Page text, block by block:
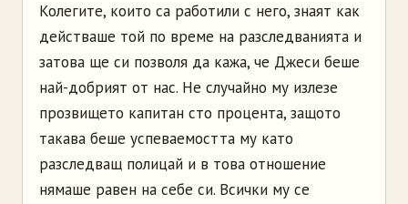
Колегите, които са работили с него, знаят как
действаше той по време на разследванията и
затова ще си позволя да кажа, че Джеси беше
най-добрият от нас. Не случайно му излезе
прозвището капитан сто процента, защото
такава беше успеваемостта му като
разследващ полицай и в това отношение
нямаше равен на себе си. Всички му се